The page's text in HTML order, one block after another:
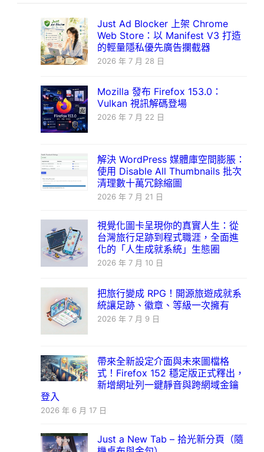
Just Ad Blocker 上架 Chrome
Web Store：以 Manifest V3 打造
的輕量隱私優先廣告攔截器
2026 年 7 月 28 日
Mozilla 發布 Firefox 153.0：
Vulkan 視訊解碼登場
2026 年 7 月 22 日
解決 WordPress 媒體庫空間膨脹：
使用 Disable All Thumbnails 批次
清理數十萬冗餘縮圖
2026 年 7 月 21 日
視覺化圖卡呈現你的真實人生：從
台灣旅行足跡到程式職涯，全面進
化的「人生成就系統」生態圈
2026 年 7 月 10 日
把旅行變成 RPG！開源旅遊成就系
統讓足跡、徽章、等級一次擁有
2026 年 7 月 9 日
帶來全新設定介面與未來圖檔格
式！Firefox 152 穩定版正式釋出，
新增網址列一鍵靜音與跨網域金鑰
登入
2026 年 6 月 17 日
Just a New Tab – 拾光新分頁（隨